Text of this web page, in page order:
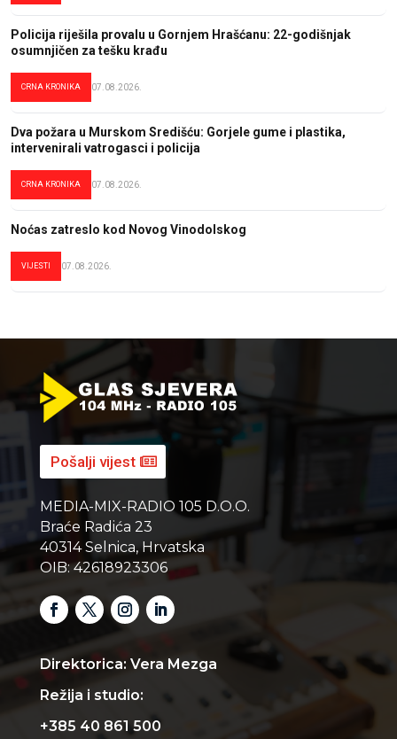
Policija riješila provalu u Gornjem Hrašćanu: 22-godišnjak
osumnjičen za tešku krađu
CRNA KRONIKA 07.08.2026.
Dva požara u Murskom Središću: Gorjele gume i plastika,
intervenirali vatrogasci i policija
CRNA KRONIKA 07.08.2026.
Noćas zatreslo kod Novog Vinodolskog
VIJESTI 07.08.2026.
Pošalji vijest
MEDIA-MIX-RADIO 105 D.O.O.
Braće Radića 23
40314 Selnica, Hrvatska
OIB: 42618923306
Direktorica: Vera Mezga
Režija i studio:
+385 40 861 500